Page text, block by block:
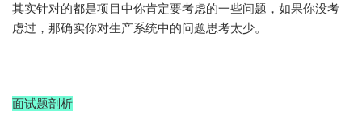
其实针对的都是项目中你肯定要考虑的一些问题，如果你没考
虑过，那确实你对生产系统中的问题思考太少。
面试题剖析